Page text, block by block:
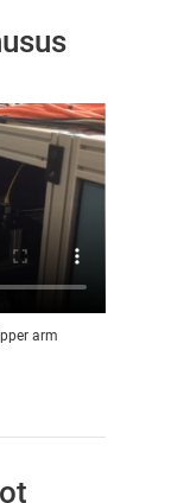
arm